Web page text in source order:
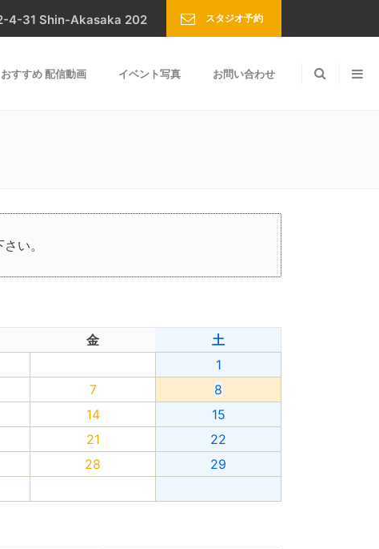
4-31 Shin-Akasaka 202 スタジオ予約
おすすめ 配信動画 イベント写真 お問い合わせ
い。
金
土
1
7
8
14
15
21
22
28
29